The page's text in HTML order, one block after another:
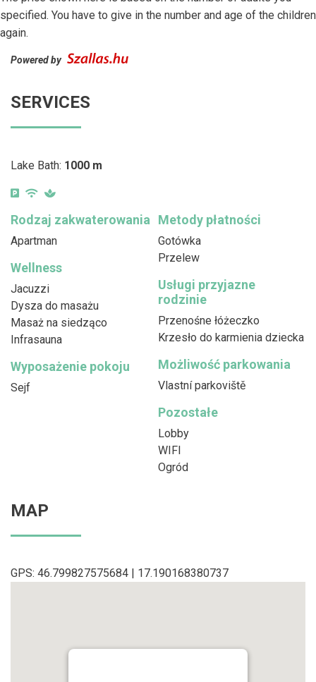
specified. You have to give in the number and age of the children
again.
Powered by
SERVICES
Lake Bath: 1000 m
Rodzaj zakwaterowania
Apartman
Metody płatności
Gotówka
Przelew
Wellness
Jacuzzi
Dysza do masażu
Masaż na siedząco
Infrasauna
Usługi przyjazne
rodzinie
Przenośne łóżeczko
Krzesło do karmienia dziecka
Możliwość parkowania
Vlastní parkoviště
Wyposażenie pokoju
Sejf
Pozostałe
Lobby
WIFI
Ogród
MAP
GPS: 46.799827575684 | 17.190168380737